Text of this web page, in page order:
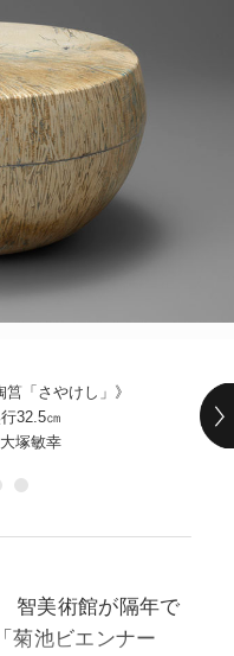
「さやけし」》
32.5㎝
塚敏幸
智美術館が隔年で
菊池ビエンナー